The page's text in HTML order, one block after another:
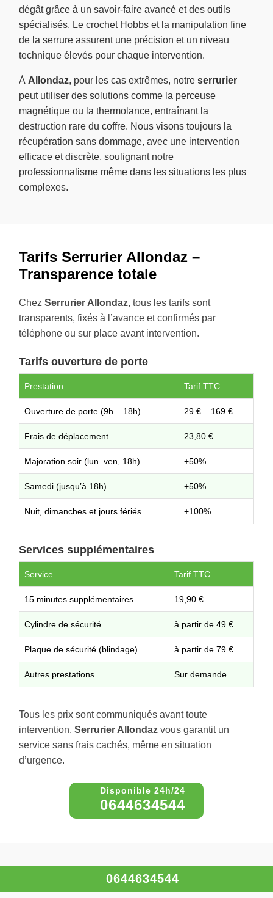
dégât grâce à un savoir-faire avancé et des outils
spécialisés. Le crochet Hobbs et la manipulation fine
de la serrure assurent une précision et un niveau
technique élevés pour chaque intervention.
À Allondaz, pour les cas extrêmes, notre serrurier
peut utiliser des solutions comme la perceuse
magnétique ou la thermolance, entraînant la
destruction rare du coffre. Nous visons toujours la
récupération sans dommage, avec une intervention
efficace et discrète, soulignant notre
professionnalisme même dans les situations les plus
complexes.
Tarifs Serrurier Allondaz –
Transparence totale
Chez Serrurier Allondaz, tous les tarifs sont
transparents, fixés à l’avance et confirmés par
téléphone ou sur place avant intervention.
Tarifs ouverture de porte
Prestation Tarif TTC
Ouverture de porte (9h – 18h) 29 € – 169 €
Frais de déplacement 23,80 €
Majoration soir (lun–ven, 18h) +50%
Samedi (jusqu’à 18h) +50%
Nuit, dimanches et jours fériés +100%
Services supplémentaires
Service Tarif TTC
15 minutes supplémentaires 19,90 €
Cylindre de sécurité à partir de 49 €
Plaque de sécurité (blindage) à partir de 79 €
Autres prestations Sur demande
Tous les prix sont communiqués avant toute
intervention. Serrurier Allondaz vous garantit un
service sans frais cachés, même en situation
d’urgence.
0644634544
À propos – Serrurier Allondaz
0644634544